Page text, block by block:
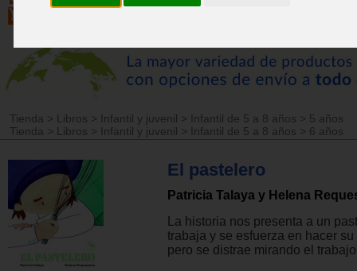
Tienda > Libros > Infantil y juvenil > Infantil de 5 a 8 años > 5 años
Tienda
> Libros > Infantil y juvenil > Infantil de 5 a 8 años > 6 años
El pastelero
Patricia Talaya y Helena
La historia nos presenta a un
trabaja y se esfuerza en hacer
pero se distrae mirando el